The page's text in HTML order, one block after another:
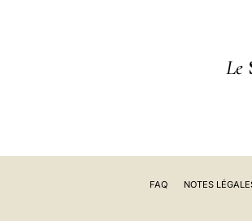
Le
FAQ NOTES